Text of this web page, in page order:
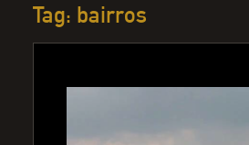
Tag: bairros